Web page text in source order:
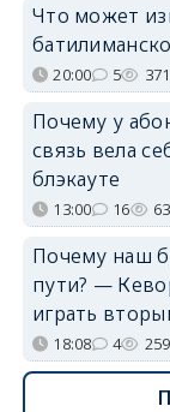
Что может
20:00 5
Почему у
связь вела
блэкауте
13:00 16
Почему наш
пути? —
играть
18:08 4